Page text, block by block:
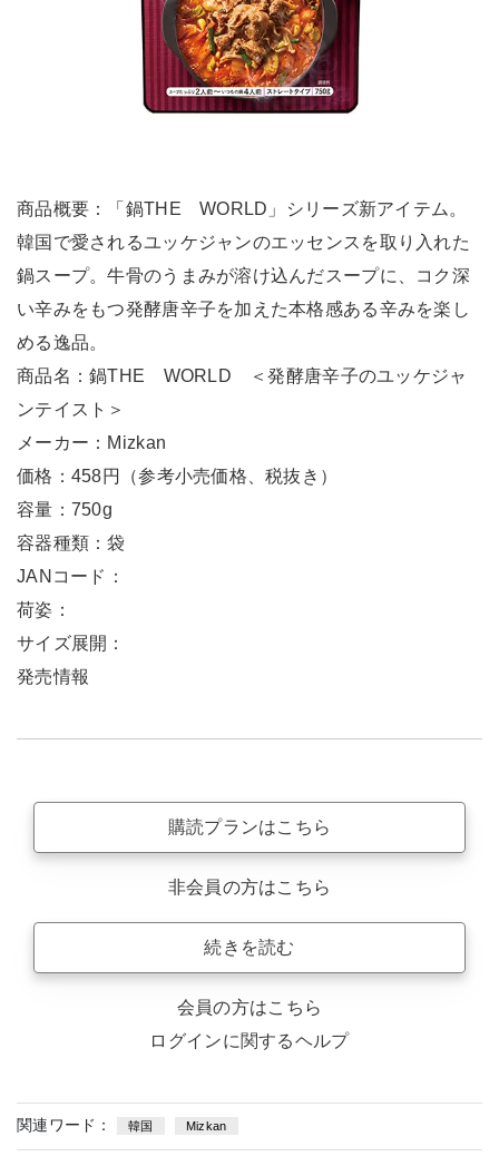
商品概要：「鍋THE WORLD」シリーズ新アイテム。
韓国で愛されるユッケジャンのエッセンスを取り入れた
鍋スープ。牛骨のうまみが溶け込んだスープに、コク深
い辛みをもつ発酵唐辛子を加えた本格感ある辛みを楽し
める逸品。
商品名：鍋THE WORLD ＜発酵唐辛子のユッケジャ
ンテイスト＞
メーカー：Mizkan
価格：458円（参考小売価格、税抜き）
容量：750g
容器種類：袋
JANコード：
荷姿：
サイズ展開：
発売情報
購読プランはこちら
非会員の方はこちら
続きを読む
会員の方はこちら
ログインに関するヘルプ
関連ワード： 韓国 Mizkan